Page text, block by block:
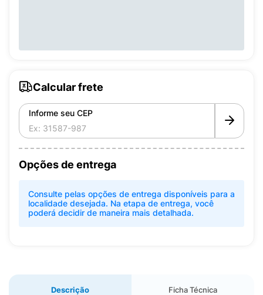
Calcular frete
Informe seu CEP
Opções de entrega
Consulte pelas opções de entrega disponíveis para a
localidade desejada. Na etapa de entrega, você
poderá decidir de maneira mais detalhada.
Descrição Ficha Técnica